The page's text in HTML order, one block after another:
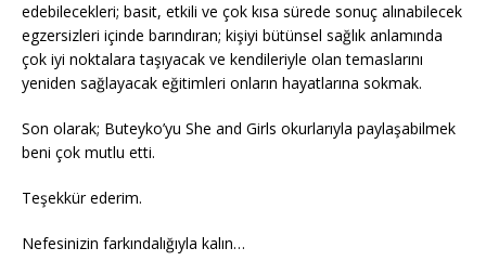
edebilecekleri; basit, etkili ve çok kısa sürede sonuç alınabilecek
egzersizleri içinde barındıran; kişiyi bütünsel sağlık anlamında
çok iyi noktalara taşıyacak ve kendileriyle olan temaslarını
yeniden sağlayacak eğitimleri onların hayatlarına sokmak.
Son olarak; Buteyko’yu She and Girls okurlarıyla paylaşabilmek
beni çok mutlu etti.
Teşekkür ederim.
Nefesinizin farkındalığıyla kalın…